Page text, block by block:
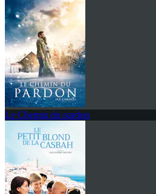
Le Chemin du pardon